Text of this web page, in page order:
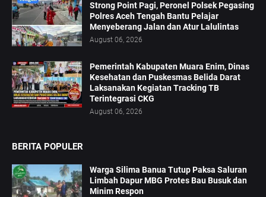
Strong Point Pagi, Peronel Polsek Pegasing
Polres Aceh Tengah Bantu Pelajar
Menyeberang Jalan dan Atur Lalulintas
August 06, 2026
‎Pemerintah Kabupaten Muara Enim, Dinas
Kesehatan dan Puskesmas Belida Darat
Laksanakan Kegiatan Tracking TB
Terintegrasi CKG
August 06, 2026
BERITA POPULER
Warga Silima Banua Tutup Paksa Saluran
Limbah Dapur MBG Protes Bau Busuk dan
Minim Respon